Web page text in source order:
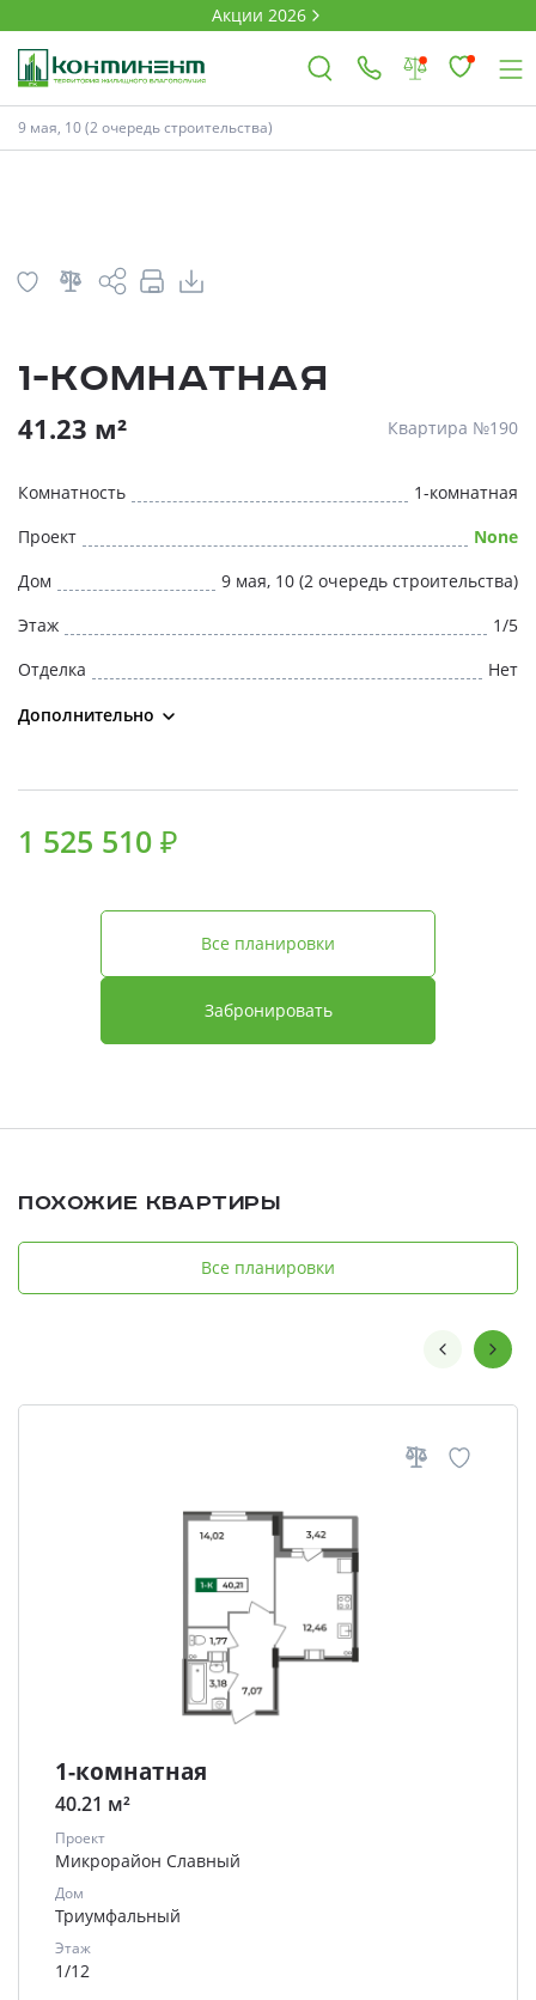
Акции 2026
Акции
Новости
Выбор недвижимости
Офис продаж
Работа
9 мая, 10 (2 очередь строительства)
1-комнатная
41.23 м² Квартира №190
Комнатность
1-комнатная
Проект
None
Дом
9 мая, 10 (2 очередь строительства)
Этаж
1/5
Отделка
Нет
Дополнительно
1 525 510 ₽
Забронировать
Все планировки
План Комнатность
* Скидки предоставляются в
Похожие квартиры
Все планировки
1-комнатная
40.21 м²
Проект
Микрорайон Славный
Дом
Триумфальный
Этаж
1/12